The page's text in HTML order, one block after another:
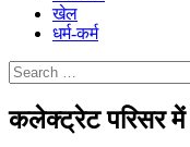
खेल
धर्म-कर्म
Search
for:
कलेक्ट्रेट परिसर में